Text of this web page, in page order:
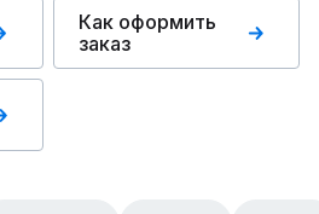
Как оформить
заказ